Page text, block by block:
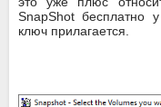
SnapShot бесплатно
ключ прилагается.